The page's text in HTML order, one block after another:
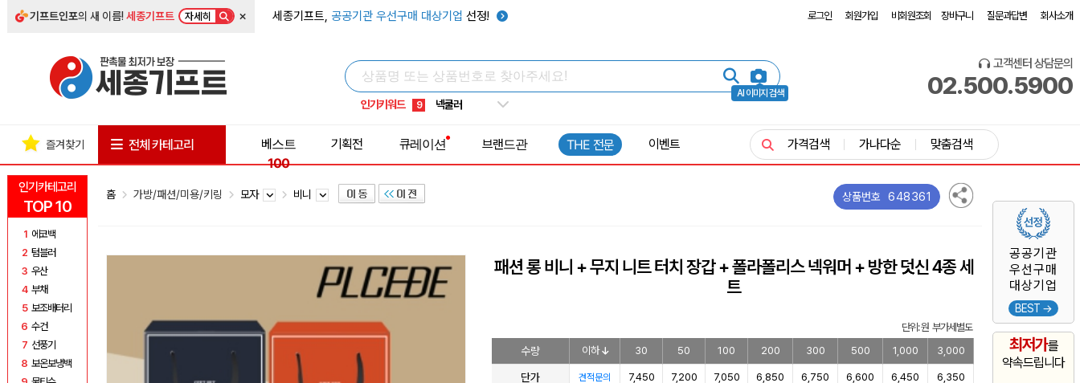
기프트인포의 새 이름!세종기프트 자세히 × 세종기프트, 공공기관 우선구매 대상기업 선정! 로그인 회원가입 비회원조회 장바구니 질문과답변 회사소개
AI 이미지 검색
인기키워드
5 키캡
8 쿨토시
9 넥쿨러
1 선풍기
고객센터 상담문의
02.500.5900
인기카테고리
TOP 10
1 에코백
2 텀블러
3 우산
4 부채
5 보조배터리
6 수건
7 선풍기
8 보온보냉백
공공기관
우선구매
대상기업
BEST →
최저가를
약속드립니다
즐겨찾기 전체 카테고리
베스트
100
기획전 큐레이션 브랜드관 THE 전문 이벤트 가격검색 가나다순 맞춤검색
홈 가방/패션/미용/키링 모자 비니 상품번호 648361
패션 롱 비니 + 무지 니트 터치 장갑 + 폴라폴리스 넥워머 + 방한 덧신 4종 세
트
단위: 원 부가세별도
수량 이하 30 50 100 200 300 500 1,000 3,000
단가 견적문의 7,450 7,200 7,050 6,850 6,750 6,600 6,450 6,350